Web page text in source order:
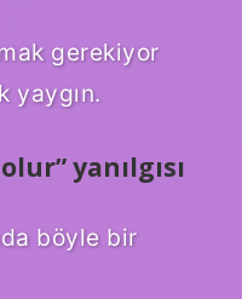
gerekiyor
yaygın.
yanılgısı
böyle bir